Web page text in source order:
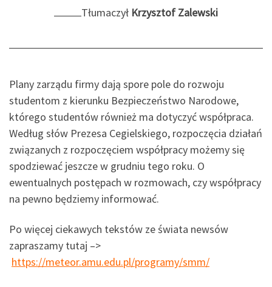
Tłumaczył Krzysztof Zalewski
Plany zarządu firmy dają spore pole do rozwoju
studentom z kierunku Bezpieczeństwo Narodowe,
którego studentów również ma dotyczyć współpraca.
Według słów Prezesa Cegielskiego, rozpoczęcia działań
związanych z rozpoczęciem współpracy możemy się
spodziewać jeszcze w grudniu tego roku. O
ewentualnych postępach w rozmowach, czy współpracy
na pewno będziemy informować.
Po więcej ciekawych tekstów ze świata newsów
zapraszamy tutaj –>
https://meteor.amu.edu.pl/programy/smm/